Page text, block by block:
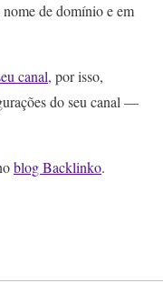
de domínio e em
canal, por isso,
do seu canal —
blog Backlinko.